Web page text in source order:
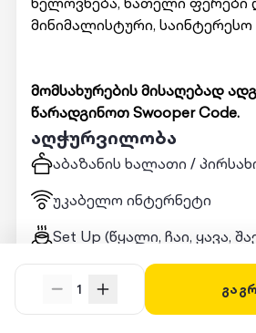
მინიმალისტური, საინტერესო
მომსახურების მისაღებად
წარადგინოთ Swooper Code.
აღჭურვილობა
აბაზანის ხალათი /
უკაბელო ინტერნეტი
Set Up (წყალი, ჩაი, ყავა,
ჰიგიენური საშუალებები
1